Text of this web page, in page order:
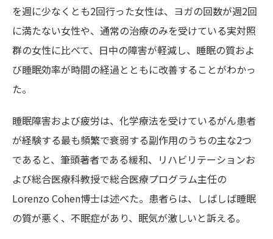
を週に少なくとも2回行った女性は、ヨガの回数が週2回
に満たない女性や、通常の治療のみを受けている実対照
群の女性に比べて、日中の障害が軽減し、睡眠の質およ
び睡眠効率が時間の経過とともに改善することがわかっ
た。
睡眠障害および疲労は、化学療法を受けているがん患者
が経験する最も頻繁で衰弱する副作用のうちの主な2つ
であると、筆頭著者である緩和、リハビリテーションお
よび総合医療科教授で総合医療プログラム主任の
Lorenzo Cohen博士は述べた。患者らは、しばしば睡眠
の質が悪く、不眠症があり、眠気が激しいと訴える。